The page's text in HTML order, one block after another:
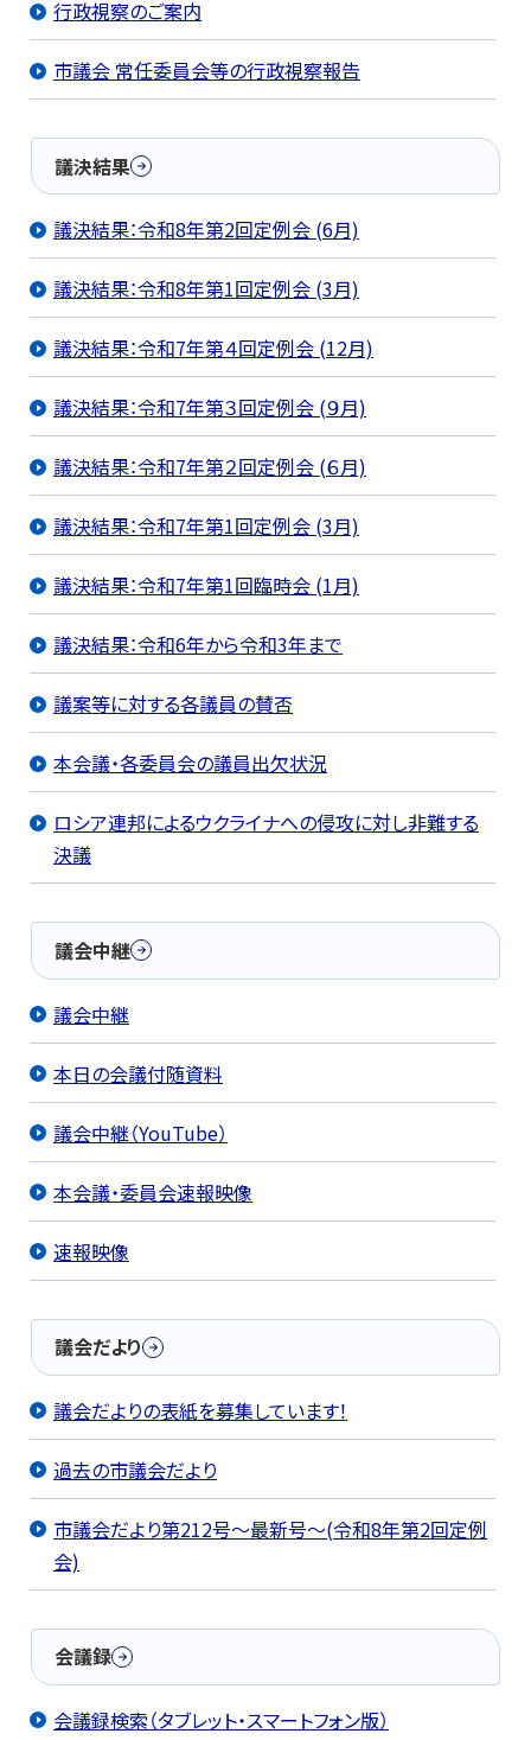
行政視察のご案内
市議会 常任委員会等の行政視察報告
議決結果
議決結果：令和8年第2回定例会 (6月)
議決結果：令和8年第1回定例会 (3月)
議決結果：令和7年第４回定例会 (12月)
議決結果：令和7年第３回定例会 (９月)
議決結果：令和7年第２回定例会 (６月)
議決結果：令和7年第1回定例会 (3月)
議決結果：令和7年第1回臨時会 (1月)
議決結果：令和6年から令和3年まで
議案等に対する各議員の賛否
本会議・各委員会の議員出欠状況
ロシア連邦によるウクライナへの侵攻に対し非難する
決議
議会中継
議会中継
本日の会議付随資料
議会中継（YouTube）
本会議・委員会速報映像
速報映像
議会だより
議会だよりの表紙を募集しています！
過去の市議会だより
市議会だより第212号～最新号～(令和8年第2回定例
会)
会議録
会議録検索（タブレット・スマートフォン版）